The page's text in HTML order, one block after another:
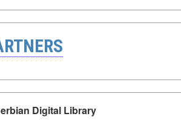
Digital Library